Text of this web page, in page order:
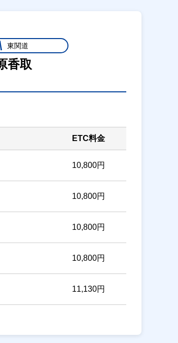
東関道
香取
ETC料金
10,800円
10,800円
10,800円
10,800円
11,130円